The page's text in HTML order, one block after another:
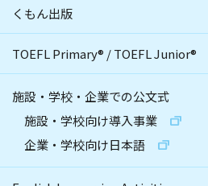
くもん出版
TOEFL Primary® /TOEFL Junior®
施設・学校・企業での公文式
施設・学校向け導入事業
企業・学校向け日本語